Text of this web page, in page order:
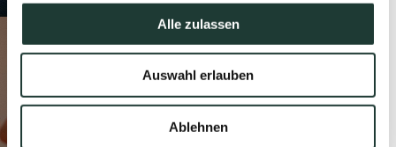
Alle zulassen
Auswahl erlauben
Ablehnen